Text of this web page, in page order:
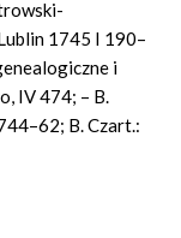
1745 I 190–
i
IV 474; – B.
B. Czart.: